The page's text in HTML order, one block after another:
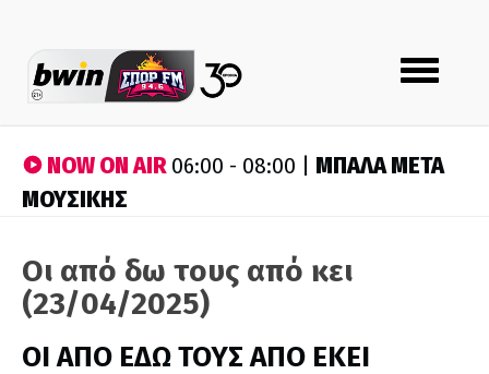
Toggle
navigation
NOW ON AIR06:00 - 08:00 | ΜΠΑΛΑ ΜΕΤΑ
ΜΟΥΣΙΚΗΣ
Οι από δω τους από κει
(23/04/2025)
ΟΙ ΑΠΟ ΕΔΩ ΤΟΥΣ ΑΠΟ ΕΚΕΙ